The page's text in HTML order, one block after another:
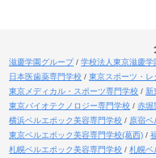
滋慶学園グループ 学校法人東京滋慶学
日本医歯薬専門学校
東京スポーツ・レ
東京メディカル・スポーツ専門学校
新
東京バイオテクノロジー専門学校
赤堀
横浜ベルエポック美容専門学校
原宿ベ
東京ベルエポック美容専門学校(葛西)
札幌ベルエポック美容専門学校
札幌ベ